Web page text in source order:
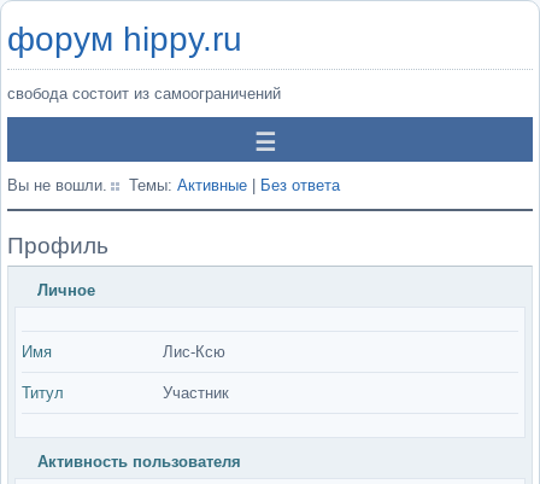
форум hippy.ru
свобода состоит из самоограничений
Вы не вошли. Темы: Активные Без ответа
Профиль
Личное
Имя Лис-Ксю
Титул Участник
Активность пользователя